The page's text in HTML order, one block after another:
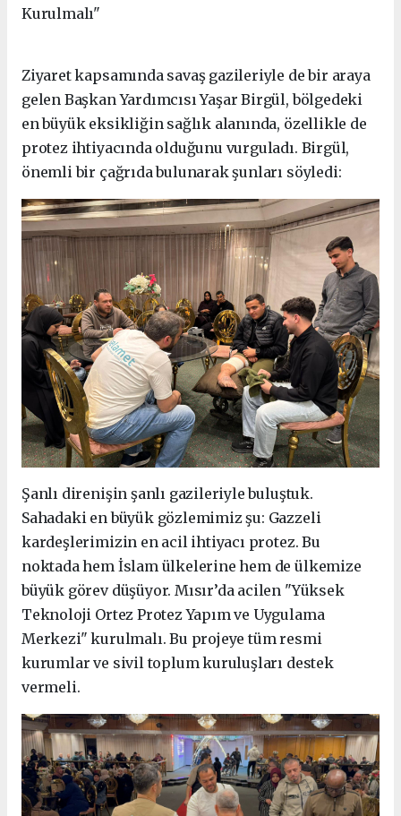
Kurulmalı"
Ziyaret kapsamında savaş gazileriyle de bir araya
gelen Başkan Yardımcısı Yaşar Birgül, bölgedeki
en büyük eksikliğin sağlık alanında, özellikle de
protez ihtiyacında olduğunu vurguladı. Birgül,
önemli bir çağrıda bulunarak şunları söyledi:
Şanlı direnişin şanlı gazileriyle buluştuk.
Sahadaki en büyük gözlemimiz şu: Gazzeli
kardeşlerimizin en acil ihtiyacı protez. Bu
noktada hem İslam ülkelerine hem de ülkemize
büyük görev düşüyor. Mısır’da acilen "Yüksek
Teknoloji Ortez Protez Yapım ve Uygulama
Merkezi" kurulmalı. Bu projeye tüm resmi
kurumlar ve sivil toplum kuruluşları destek
vermeli.